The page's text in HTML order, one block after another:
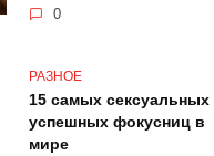
0
РАЗНОЕ
15 самых сексуальных
успешных фокусниц в
мире